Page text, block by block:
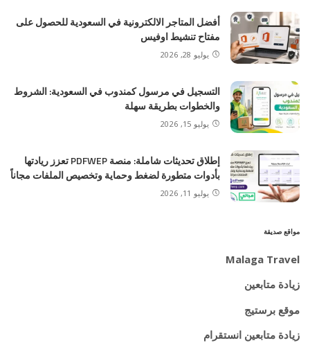
أفضل المتاجر الالكترونية في السعودية للحصول على
مفتاح تنشيط اوفيس
يوليو 28, 2026
التسجيل في مرسول كمندوب في السعودية: الشروط
والخطوات بطريقة سهلة
يوليو 15, 2026
إطلاق تحديثات شاملة: منصة PDFWEP تعزز ريادتها
بأدوات متطورة لضغط وحماية وتخصيص الملفات مجاناً
يوليو 11, 2026
مواقع صديقة
Malaga Travel
زيادة متابعين
موقع برستيج
زيادة متابعين انستقرام